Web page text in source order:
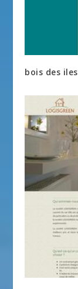
bois des iles